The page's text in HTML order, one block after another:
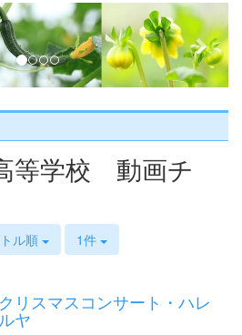
n
e
x
t
等学校 動画チ
ル順 1件
クリスマスコンサート・ハレ
ルヤ